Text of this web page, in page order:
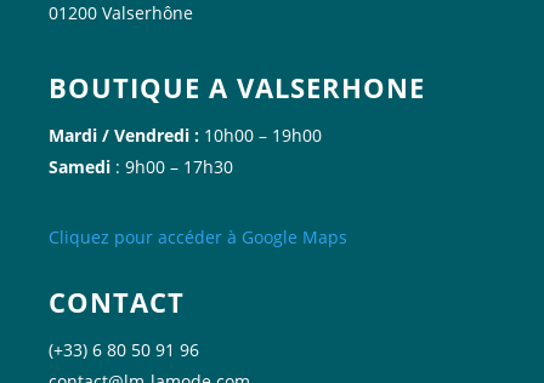
01200 Valserhône
BOUTIQUE A VALSERHONE
Mardi / Vendredi : 10h00 – 19h00
Samedi : 9h00 – 17h30
Cliquez pour accéder à Google Maps
CONTACT
(+33) 6 80 50 91 96